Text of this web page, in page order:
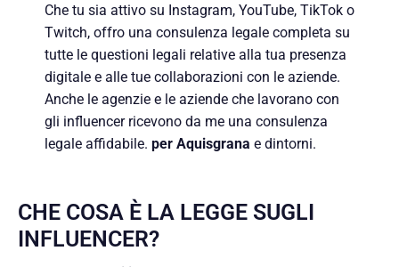
Che tu sia attivo su Instagram, YouTube, TikTok o
Twitch, offro una consulenza legale completa su
tutte le questioni legali relative alla tua presenza
digitale e alle tue collaborazioni con le aziende.
Anche le agenzie e le aziende che lavorano con
gli influencer ricevono da me una consulenza
legale affidabile. per Aquisgrana e dintorni.
CHE COSA È LA LEGGE SUGLI
INFLUENCER?